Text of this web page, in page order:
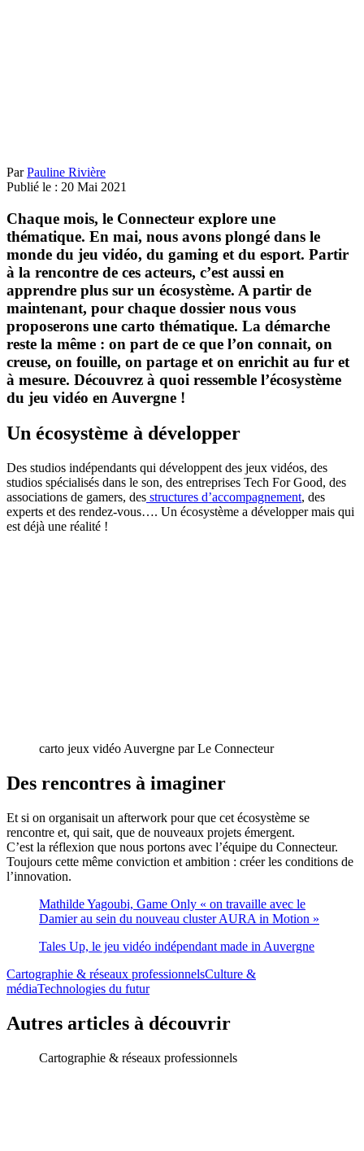
ParPauline Rivière
Publié le : 20 Mai 2021
Chaque mois, le Connecteur explore une
thématique. En mai, nous avons plongé dans le
monde du jeu vidéo, du gaming et du esport. Partir
à la rencontre de ces acteurs, c’est aussi en
apprendre plus sur un écosystème. A partir de
maintenant, pour chaque dossier nous vous
proposerons une carto thématique. La démarche
reste la même : on part de ce que l’on connait, on
creuse, on fouille, on partage et on enrichit au fur et
à mesure. Découvrez à quoi ressemble l’écosystème
du jeu vidéo en Auvergne !
Un écosystème à développer
Des studios indépendants qui développent des jeux vidéos, des
studios spécialisés dans le son, des entreprises Tech For Good, des
associations de gamers, des structures d’accompagnement, des
experts et des rendez-vous…. Un écosystème a développer mais qui
est déjà une réalité !
carto jeux vidéo Auvergne par Le Connecteur
Des rencontres à imaginer
Et si on organisait un afterwork pour que cet écosystème se
rencontre et, qui sait, que de nouveaux projets émergent.
C’est la réflexion que nous portons avec l’équipe du Connecteur.
Toujours cette même conviction et ambition : créer les conditions de
l’innovation.
Mathilde Yagoubi, Game Only « on travaille avec le
Damier au sein du nouveau cluster AURA in Motion »
Tales Up, le jeu vidéo indépendant made in Auvergne
Cartographie & réseaux professionnelsCulture &
médiaTechnologies du futur
Autres articles à découvrir
Cartographie & réseaux professionnels